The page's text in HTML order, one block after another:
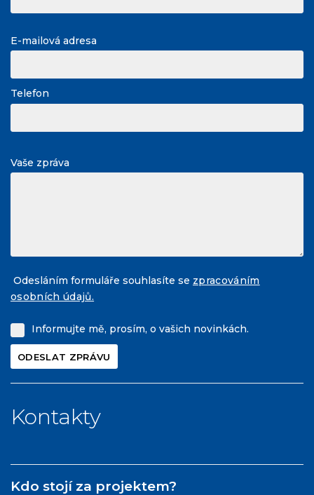
E-mailová adresa
Telefon
Vaše zpráva
Odesláním formuláře souhlasíte se zpracováním
osobních údajů.
Informujte mě, prosím, o vašich novinkách.
Kontakty
Kdo stojí za projektem?